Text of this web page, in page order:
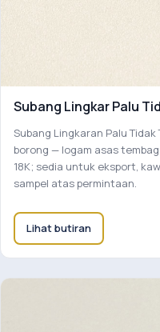
Subang Lingkar Palu
Subang Lingkaran Palu
borong — logam asas
18K; sedia untuk eksport,
sampel atas permintaan.
Lihat butiran